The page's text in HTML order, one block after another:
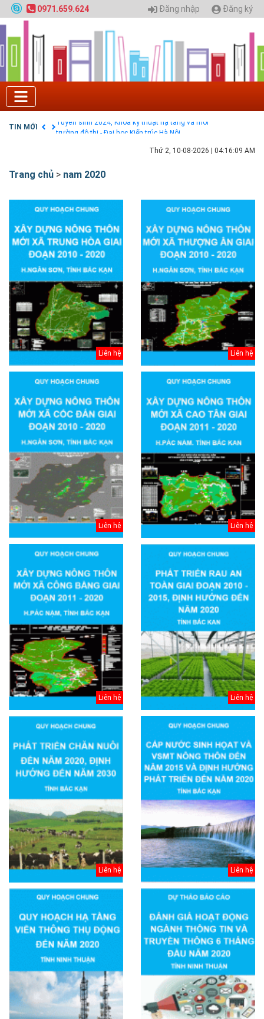
0971.659.624 Đăng nhập Đăng ký
TIN MỚI
Tuyển sinh 2025, Khoa kỹ thuật hạ tầng và môi
trường đô thị - Đại học Kiến trúc Hà Nội
Chính sách thanh toán
Điều khoản dịch vụ
Quy hoạch chung hệ thống đê điều thành phố Hà
GIAO LƯU TRỰC TUYẾN - TƯ VẤN TUYỂN SINH ĐẠI
SỐ 02
Thứ 2, 10-08-2026 04:16:10 AM
Trang chủ > nam 2020
Liên hệ Liên hệ
Liên hệ Liên hệ
Liên hệ Liên hệ
Liên hệ Liên hệ